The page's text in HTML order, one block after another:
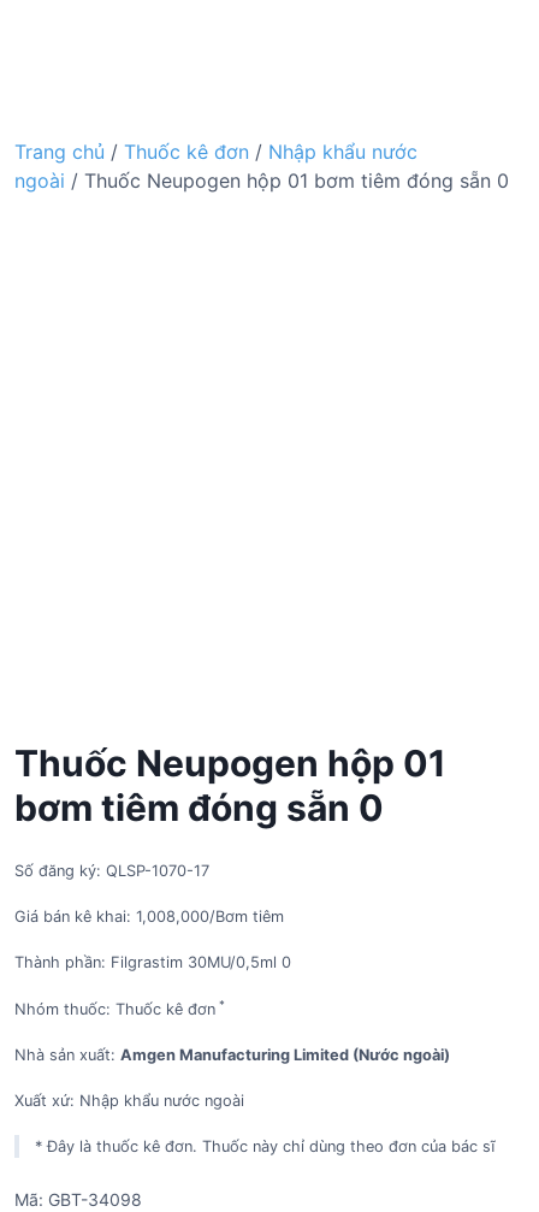
Trang chủ / Thuốc kê đơn / Nhập khẩu nước
ngoài / Thuốc Neupogen hộp 01 bơm tiêm đóng sẵn 0
Thuốc Neupogen hộp 01
bơm tiêm đóng sẵn 0
Số đăng ký: QLSP-1070-17
Giá bán kê khai: 1,008,000/Bơm tiêm
Thành phần: Filgrastim 30MU/0,5ml 0
Nhóm thuốc: Thuốc kê đơn *
Nhà sản xuất: Amgen Manufacturing Limited (Nước ngoài)
Xuất xứ: Nhập khẩu nước ngoài
* Đây là thuốc kê đơn. Thuốc này chỉ dùng theo đơn của bác sĩ
Mã: GBT-34098